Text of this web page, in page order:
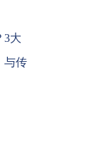
3大
与传